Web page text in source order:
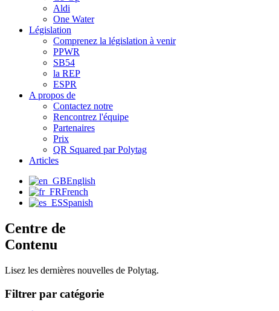
Aldi
One Water
Législation
Comprenez la législation à venir
PPWR
SB54
la REP
ESPR
A propos de
Contactez notre
Rencontrez l'équipe
Partenaires
Prix
QR Squared par Polytag
Articles
English
French
Spanish
Centre de
Contenu
Lisez les dernières nouvelles de Polytag.
Filtrer par catégorie